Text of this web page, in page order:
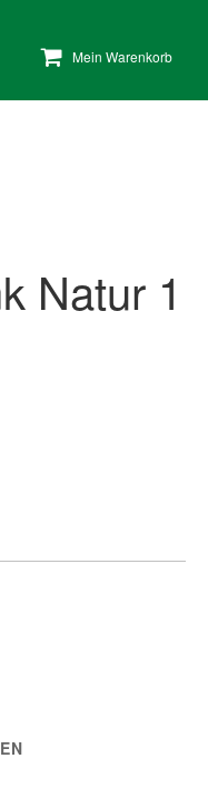
Mein Warenkorb
Natur 1